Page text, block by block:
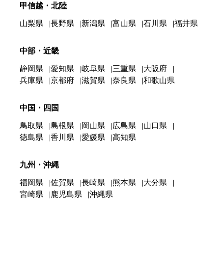
甲信越・北陸
山梨県 長野県 新潟県 富山県 石川県 福井県
中部・近畿
静岡県 愛知県 岐阜県 三重県
大阪府
兵庫県
京都府 滋賀県 奈良県 和歌山県
中国・四国
鳥取県 島根県 岡山県 広島県
山口県
徳島県
香川県 愛媛県 高知県
九州・沖縄
福岡県 佐賀県 長崎県 熊本県
大分県
宮崎県
鹿児島県 沖縄県